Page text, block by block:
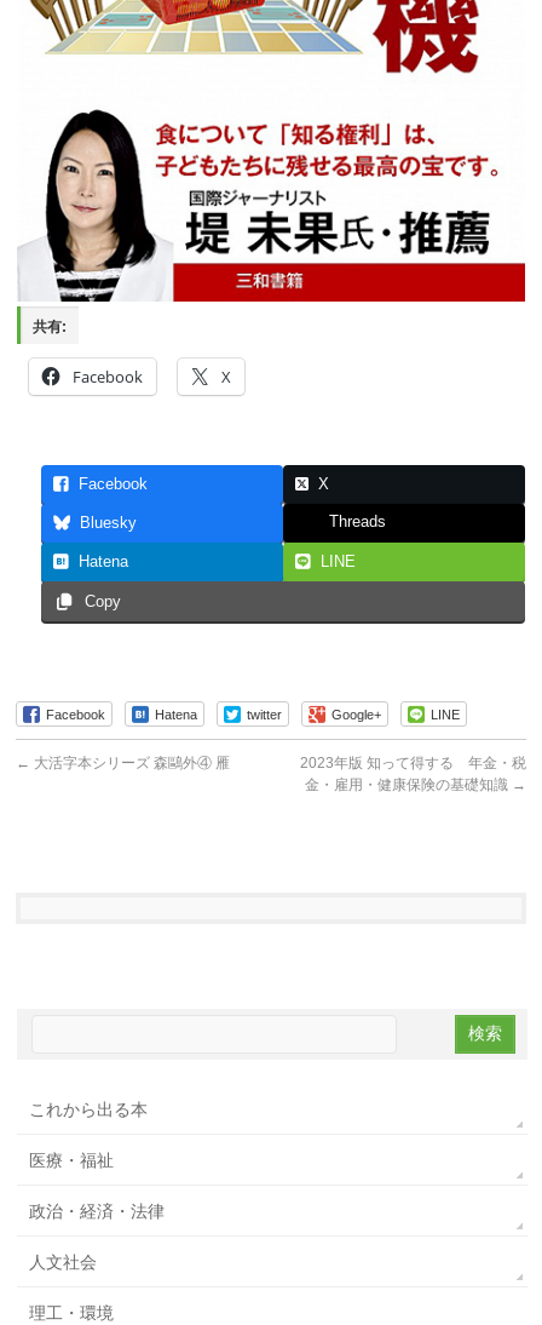
共有:
Facebook X
Facebook X
Bluesky Threads
Hatena LINE
Copy
Facebook Hatena twitter Google+ LINE
← 大活字本シリーズ 森鷗外④ 雁
2023年版 知って得する 年金・税
金・雇用・健康保険の基礎知識 →
これから出る本
医療・福祉
政治・経済・法律
人文社会
理工・環境